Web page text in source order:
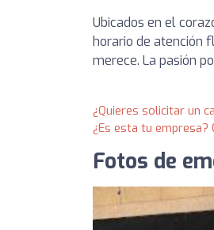
Ubicados en el
horario de atención
merece. La pasión
¿Quieres solicitar un
¿Es esta tu
Fotos de